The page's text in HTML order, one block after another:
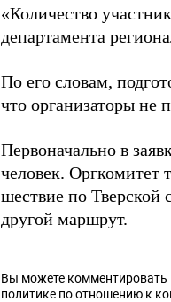
«Количество
департамента
По его словам,
что организаторы не
Первоначально в
человек. Оргкомитет
шествие по Тверской
другой маршрут.
Вы можете
политике по отношению к